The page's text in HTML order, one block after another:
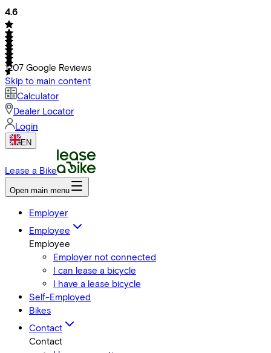
4.6
1207 Google Reviews
Skip to main content
Calculator
Dealer Locator
Login
EN
Lease a Bike
Open main menu
Employer
Employee
Employee
Employer not connected
I can lease a bicycle
I have a lease bicycle
Self-Employed
Bikes
Contact
Contact